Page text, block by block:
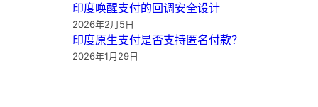
印度唤醒支付的回调安全设计
2026年2月5日
印度原生支付是否支持匿名付款？
2026年1月29日